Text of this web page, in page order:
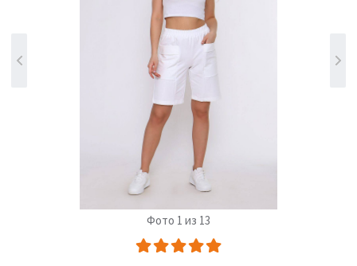
Фото 1 из 13